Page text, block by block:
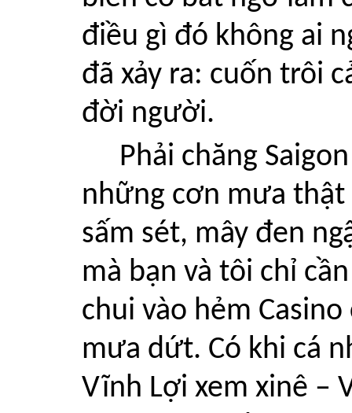
điều gì đó không ai
đã xảy ra: cuốn trôi
đời người.
Phải chăng
những cơn mưa
sấm sét, mây đen
mà bạn và tôi chỉ
chui vào hẻm
mưa dứt. Có khi cá
Vĩnh Lợi xem xinê –